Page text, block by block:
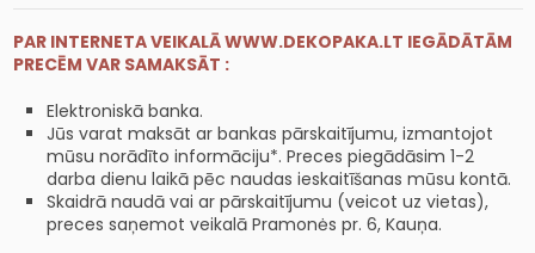
PAR INTERNETA VEIKALĀ WWW.DEKOPAKA.LT IEGĀDĀTĀM
PRECĒM VAR SAMAKSĀT :
Elektroniskā banka.
Jūs varat maksāt ar bankas pārskaitījumu, izmantojot
mūsu norādīto informāciju*. Preces piegādāsim 1-2
darba dienu laikā pēc naudas ieskaitīšanas mūsu kontā.
Skaidrā naudā vai ar pārskaitījumu (veicot uz vietas),
preces saņemot veikalā Pramonės pr. 6, Kauņa.